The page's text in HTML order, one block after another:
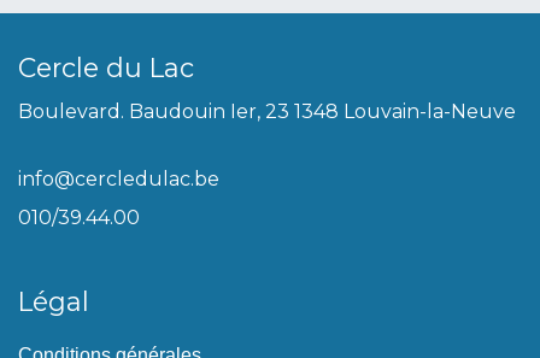
Cercle du Lac
Boulevard. Baudouin Ier, 23 1348 Louvain-la-Neuve
info@cercledulac.be
010/39.44.00
Légal